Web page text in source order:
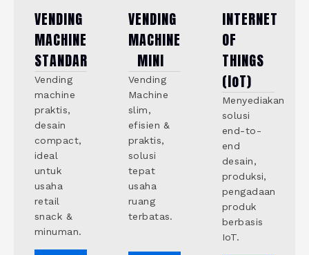
VENDING
MACHINE
STANDAR
Vending
machine
praktis,
desain
compact,
ideal
untuk
usaha
retail
snack &
minuman.
VENDING
MACHINE
MINI
Vending
Machine
slim,
efisien &
praktis,
solusi
tepat
usaha
ruang
terbatas.
INTERNET
OF
THINGS
(IoT)
Menyediakan
solusi
end-to-
end
desain,
produksi,
pengadaan
produk
berbasis
IoT.